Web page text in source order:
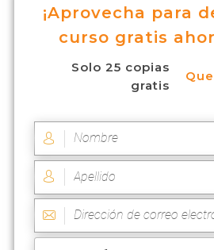
¡Aprovecha para
curso gratis
Solo 25 copias
gratis